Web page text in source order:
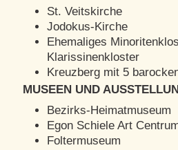
St. Veitskirche
Jodokus-Kirche
Ehemaliges
Klarissinenkloster
Kreuzberg mit 5
MUSEEN UND
Bezirks-Heimatmuseum
Egon Schiele Art
Foltermuseum